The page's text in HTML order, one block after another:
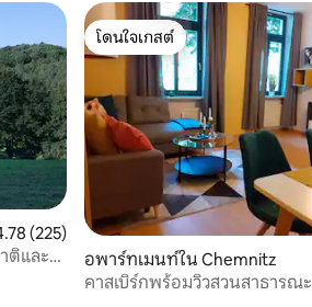
นนเฉลี่ย 4.78 จาก 5, 225 รีวิว
(225)
ติและ
โดนใจเกสต์
โดนใจเกสต์
อพาร์ทเมนท์ใน Chemnitz
คาสเบิร์กพร้อมวิวสวนสาธารณะ